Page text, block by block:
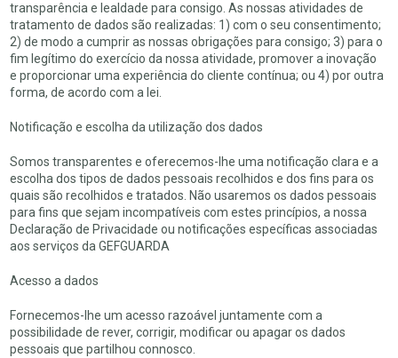
transparência e lealdade para consigo. As nossas atividades de
tratamento de dados são realizadas: 1) com o seu consentimento;
2) de modo a cumprir as nossas obrigações para consigo; 3) para o
fim legítimo do exercício da nossa atividade, promover a inovação
e proporcionar uma experiência do cliente contínua; ou 4) por outra
forma, de acordo com a lei.
Notificação e escolha da utilização dos dados
Somos transparentes e oferecemos-lhe uma notificação clara e a
escolha dos tipos de dados pessoais recolhidos e dos fins para os
quais são recolhidos e tratados. Não usaremos os dados pessoais
para fins que sejam incompatíveis com estes princípios, a nossa
Declaração de Privacidade ou notificações específicas associadas
aos serviços da GEFGUARDA
Acesso a dados
Fornecemos-lhe um acesso razoável juntamente com a
possibilidade de rever, corrigir, modificar ou apagar os dados
pessoais que partilhou connosco.